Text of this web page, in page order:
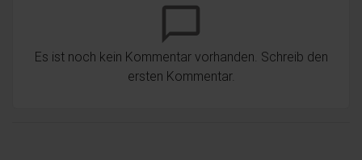
chat_bubble_outline
Es ist noch kein Kommentar vorhanden. Schreib den
ersten Kommentar.